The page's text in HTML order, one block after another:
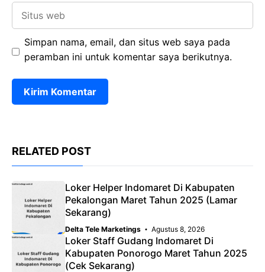
Simpan nama, email, dan situs web saya pada
peramban ini untuk komentar saya berikutnya.
RELATED POST
Loker Helper Indomaret Di Kabupaten
Pekalongan Maret Tahun 2025 (Lamar
Sekarang)
Delta Tele Marketings Agustus 8, 2026
Loker Staff Gudang Indomaret Di
Kabupaten Ponorogo Maret Tahun 2025
(Cek Sekarang)